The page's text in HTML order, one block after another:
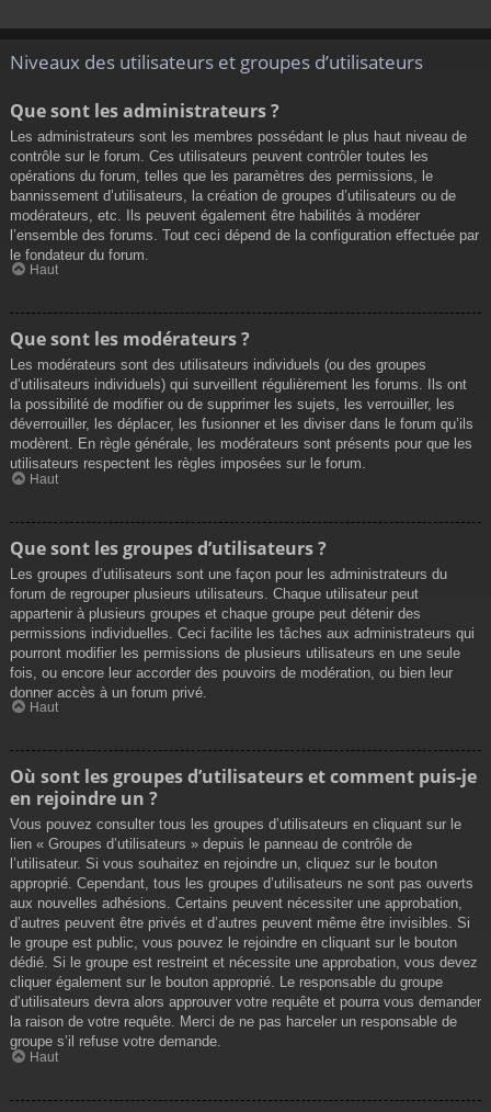
Niveaux des utilisateurs et groupes d’utilisateurs
Que sont les administrateurs ?
Les administrateurs sont les membres possédant le plus haut niveau de
contrôle sur le forum. Ces utilisateurs peuvent contrôler toutes les
opérations du forum, telles que les paramètres des permissions, le
bannissement d’utilisateurs, la création de groupes d’utilisateurs ou de
modérateurs, etc. Ils peuvent également être habilités à modérer
l’ensemble des forums. Tout ceci dépend de la configuration effectuée par
le fondateur du forum.
Haut
Que sont les modérateurs ?
Les modérateurs sont des utilisateurs individuels (ou des groupes
d’utilisateurs individuels) qui surveillent régulièrement les forums. Ils ont
la possibilité de modifier ou de supprimer les sujets, les verrouiller, les
déverrouiller, les déplacer, les fusionner et les diviser dans le forum qu’ils
modèrent. En règle générale, les modérateurs sont présents pour que les
utilisateurs respectent les règles imposées sur le forum.
Haut
Que sont les groupes d’utilisateurs ?
Les groupes d’utilisateurs sont une façon pour les administrateurs du
forum de regrouper plusieurs utilisateurs. Chaque utilisateur peut
appartenir à plusieurs groupes et chaque groupe peut détenir des
permissions individuelles. Ceci facilite les tâches aux administrateurs qui
pourront modifier les permissions de plusieurs utilisateurs en une seule
fois, ou encore leur accorder des pouvoirs de modération, ou bien leur
donner accès à un forum privé.
Haut
Où sont les groupes d’utilisateurs et comment puis-je
en rejoindre un ?
Vous pouvez consulter tous les groupes d’utilisateurs en cliquant sur le
lien « Groupes d’utilisateurs » depuis le panneau de contrôle de
l’utilisateur. Si vous souhaitez en rejoindre un, cliquez sur le bouton
approprié. Cependant, tous les groupes d’utilisateurs ne sont pas ouverts
aux nouvelles adhésions. Certains peuvent nécessiter une approbation,
d’autres peuvent être privés et d’autres peuvent même être invisibles. Si
le groupe est public, vous pouvez le rejoindre en cliquant sur le bouton
dédié. Si le groupe est restreint et nécessite une approbation, vous devez
cliquer également sur le bouton approprié. Le responsable du groupe
d’utilisateurs devra alors approuver votre requête et pourra vous demander
la raison de votre requête. Merci de ne pas harceler un responsable de
groupe s’il refuse votre demande.
Haut